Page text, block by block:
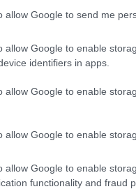
allow Google to send me
allow Google to enable
identifiers in apps.
allow Google to enable
allow Google to enable
allow Google to enable
functionality and fraud
optikai hálózat
milyen
a Ladánybenei út,
tervezését.